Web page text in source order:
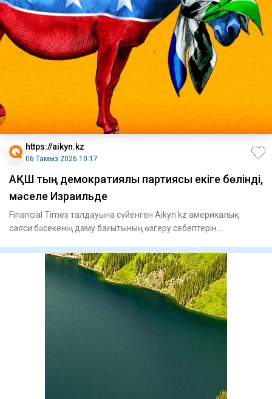
https://aikyn.kz
06 Тамыз 2026 10:17
АҚШ тың демократиялық партиясы екіге бөлінді,
мәселе Израильде
Financial Times талдауына сүйенген Aikyn.kz америкалық
саяси бәсекенің даму бағытының өзгеру себептерін